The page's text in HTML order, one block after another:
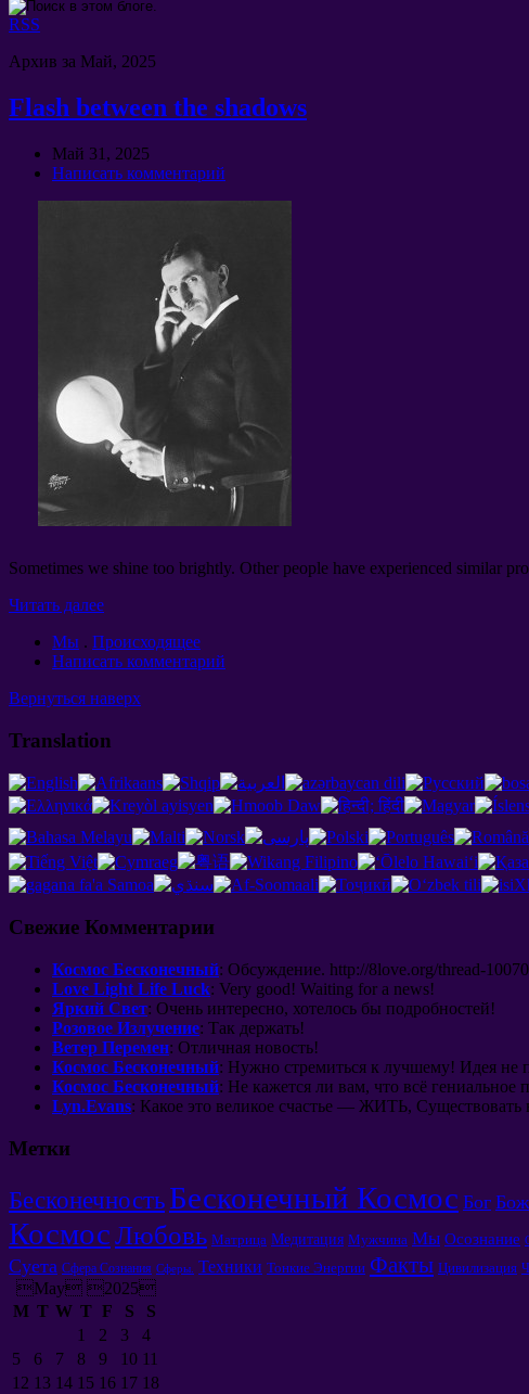
RSS
Архив за Май, 2025
Flash between the shadows
Май 31, 2025
Написать комментарий
Sometimes we shine too brightly. Other people have experienced similar
Читать далее
Мы . Происходящее
Написать комментарий
Вернуться наверх
Translation
Свежие Комментарии
Космос Бесконечный: Обсуждение. http://8love.org/thread-
Love Light Life Luck: Very good! Waiting for a news!
Яркий Свет: Очень интересно, хотелось бы подробностей!
Розовое Излучение: Так держать!
Ветер Перемен: Отличная новость!
Космос Бесконечный: Нужно стремиться к лучшему! Идея не
Космос Бесконечный: Не кажется ли вам, что всё гениальное
Lyn.Evans: Какое это великое счастье — ЖИТЬ,
Метки
БесконечностьБесконечный Космос Бог
КосмосЛюбовь Матрица Медитация Мужчина Мы Осознание
Суета Сфера Сознания Сферы. Техники Тонкие Энергии Факты Цивилизация
May 2025
M T W T F S S
1 2 3
4
5
6 7 8 9 10 11
12 13 14 15 16 17 18